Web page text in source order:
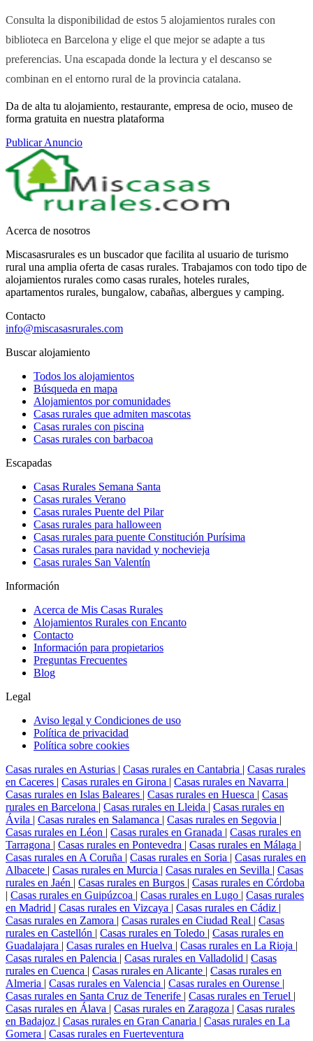
Consulta la disponibilidad de estos 5 alojamientos rurales con
biblioteca en Barcelona y elige el que mejor se adapte a tus
preferencias. Una escapada donde la lectura y el descanso se
combinan en el entorno rural de la provincia catalana.
Da de alta tu alojamiento, restaurante, empresa de ocio, museo de
forma gratuita en nuestra plataforma
Publicar Anuncio
Acerca de nosotros
Miscasasrurales es un buscador que facilita al usuario de turismo
rural una amplia oferta de casas rurales. Trabajamos con todo tipo de
alojamientos rurales como casas rurales, hoteles rurales,
apartamentos rurales, bungalow, cabañas, albergues y camping.
Contacto
info@miscasasrurales.com
Buscar alojamiento
Todos los alojamientos
Búsqueda en mapa
Alojamientos por comunidades
Casas rurales que admiten mascotas
Casas rurales con piscina
Casas rurales con barbacoa
Escapadas
Casas Rurales Semana Santa
Casas rurales Verano
Casas rurales Puente del Pilar
Casas rurales para halloween
Casas rurales para puente Constitución Purísima
Casas rurales para navidad y nochevieja
Casas rurales San Valentín
Información
Acerca de Mis Casas Rurales
Alojamientos Rurales con Encanto
Contacto
Información para propietarios
Preguntas Frecuentes
Blog
Legal
Aviso legal y Condiciones de uso
Política de privacidad
Política sobre cookies
Casas rurales en Asturias | Casas rurales en Cantabria | Casas rurales
en Caceres | Casas rurales en Girona | Casas rurales en Navarra |
Casas rurales en Islas Baleares | Casas rurales en Huesca | Casas
rurales en Barcelona | Casas rurales en Lleida | Casas rurales en
Ávila | Casas rurales en Salamanca | Casas rurales en Segovia |
Casas rurales en Léon | Casas rurales en Granada | Casas rurales en
Tarragona | Casas rurales en Pontevedra | Casas rurales en Málaga |
Casas rurales en A Coruña | Casas rurales en Soria | Casas rurales en
Albacete | Casas rurales en Murcia | Casas rurales en Sevilla | Casas
rurales en Jaén | Casas rurales en Burgos | Casas rurales en Córdoba
| Casas rurales en Guipúzcoa | Casas rurales en Lugo | Casas rurales
en Madrid | Casas rurales en Vizcaya | Casas rurales en Cádiz |
Casas rurales en Zamora | Casas rurales en Ciudad Real | Casas
rurales en Castellón | Casas rurales en Toledo | Casas rurales en
Guadalajara | Casas rurales en Huelva | Casas rurales en La Rioja |
Casas rurales en Palencia | Casas rurales en Valladolid | Casas
rurales en Cuenca | Casas rurales en Alicante | Casas rurales en
Almeria | Casas rurales en Valencia | Casas rurales en Ourense |
Casas rurales en Santa Cruz de Tenerife | Casas rurales en Teruel |
Casas rurales en Álava | Casas rurales en Zaragoza | Casas rurales
en Badajoz | Casas rurales en Gran Canaria | Casas rurales en La
Gomera | Casas rurales en Fuerteventura